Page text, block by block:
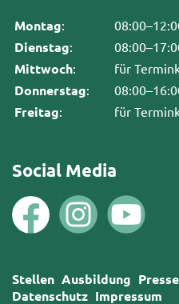
Montag:
Dienstag:
Mittwoch: für
Donnerstag:
Freitag: für
Social Media
Stellen Ausbildung Presse
Datenschutz Impressum